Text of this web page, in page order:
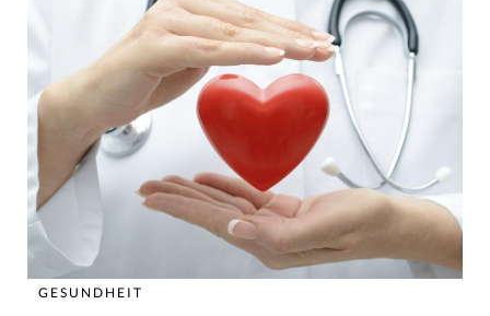
GESUNDHEIT